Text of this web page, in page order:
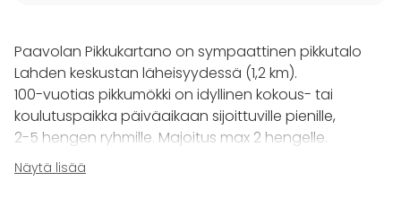
Paavolan Pikkukartano on sympaattinen pikkutalo
Lahden keskustan läheisyydessä (1,2 km).
100-vuotias pikkumökki on idyllinen kokous- tai
koulutuspaikka päiväaikaan sijoittuville pienille,
2-5 hengen ryhmille. Majoitus max 2 hengelle.
Lahden Töyrynpuistossa sijaitseva taloharvinaisuus
on pieni palanen Lahden vanhaa historiaa. Puistoa
Näytä lisää